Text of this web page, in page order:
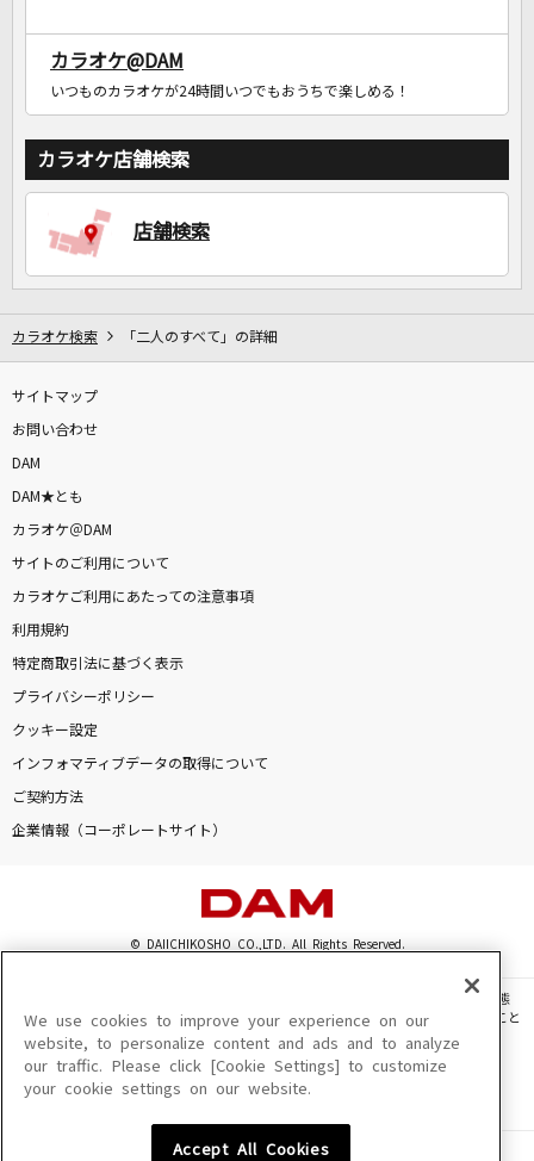
カラオケ@DAM
いつものカラオケが24時間いつでもおうちで楽しめる！
カラオケ店舗検索
店舗検索
カラオケ検索 「二人のすべて」の詳細
サイトマップ
お問い合わせ
DAM
DAM★とも
カラオケ＠DAM
サイトのご利用について
カラオケご利用にあたっての注意事項
利用規約
特定商取引法に基づく表示
プライバシーポリシー
クッキー設定
インフォマティブデータの取得について
ご契約方法
企業情報（コーポレートサイト）
© DAIICHIKOSHO CO.,LTD. All Rights Reserved.
このサイトに掲載されている一切の文章・画像・写真・動画・音声等を、手段や形態
を問わず、著作権法の定める範囲を超えて無断で複製、転載、ファイル化などすること
を禁じます。
楽曲及びコンテンツは、機種によりご利用いただけない場合があります。
楽曲及びコンテンツの配信日、配信内容が変更になる場合があります。
We use cookies to improve your experience on our
website, to personalize content and ads and to analyze
our traffic. Please click [Cookie Settings] to customize
your cookie settings on our website.
Accept All Cookies